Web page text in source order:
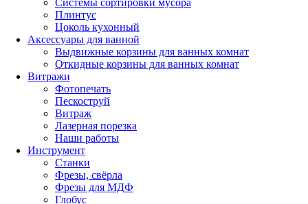
Плинтус
Цоколь кухонный
Аксессуары для ванной
Выдвижные корзины для ванных комнат
Откидные корзины для ванных комнат
Витражи
Фотопечать
Пескоструй
Витраж
Лазерная порезка
Наши работы
Инструмент
Станки
Фрезы, свёрла
Фрезы для МДФ
Глобус